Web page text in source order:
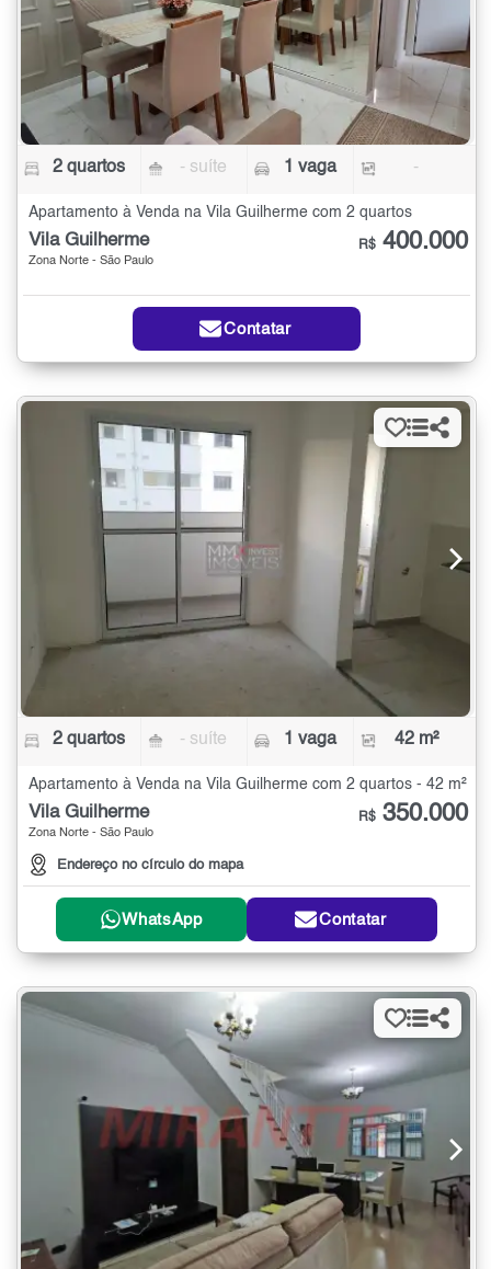
2 quartos - suíte 1 vaga -
Apartamento à Venda na Vila Guilherme com 2 quartos
Vila Guilherme
Zona Norte - São Paulo
R$ 400.000
Contatar
2 quartos - suíte 1 vaga 42 m²
Apartamento à Venda na Vila Guilherme com 2 quartos - 42 m²
Vila Guilherme
Zona Norte - São Paulo
Endereço no círculo do mapa
R$ 350.000
WhatsApp Contatar